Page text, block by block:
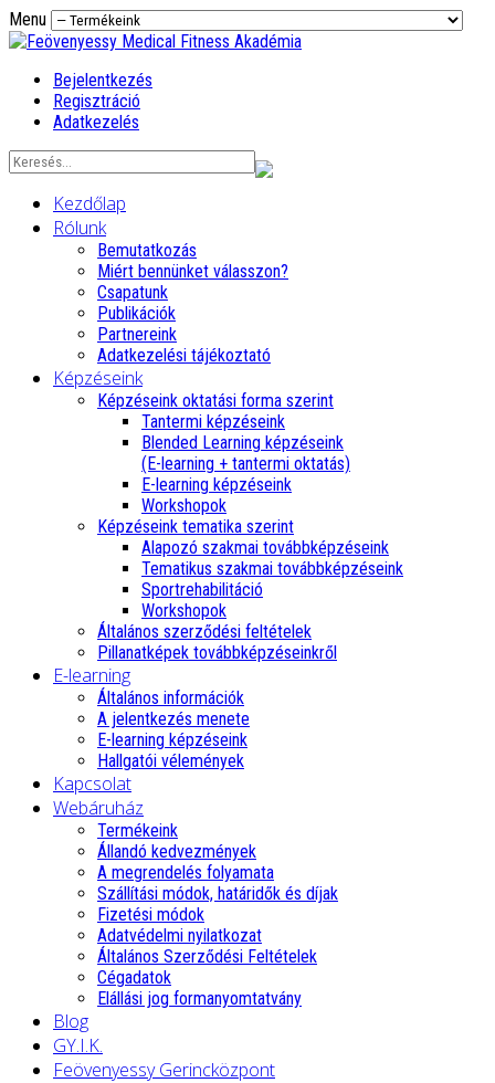
Menu
Bejelentkezés
Regisztráció
Adatkezelés
Kezdőlap
Rólunk
Bemutatkozás
Miért bennünket válasszon?
Csapatunk
Publikációk
Partnereink
Adatkezelési tájékoztató
Képzéseink
Képzéseink oktatási forma szerint
Tantermi képzéseink
Blended Learning képzéseink
(E-learning + tantermi oktatás)
E-learning képzéseink
Workshopok
Képzéseink tematika szerint
Alapozó szakmai továbbképzéseink
Tematikus szakmai továbbképzéseink
Sportrehabilitáció
Workshopok
Általános szerződési feltételek
Pillanatképek továbbképzéseinkről
E-learning
Általános információk
A jelentkezés menete
E-learning képzéseink
Hallgatói vélemények
Kapcsolat
Webáruház
Termékeink
Állandó kedvezmények
A megrendelés folyamata
Szállítási módok, határidők és díjak
Fizetési módok
Adatvédelmi nyilatkozat
Általános Szerződési Feltételek
Cégadatok
Elállási jog formanyomtatvány
Blog
GY.I.K.
Feövenyessy Gerincközpont